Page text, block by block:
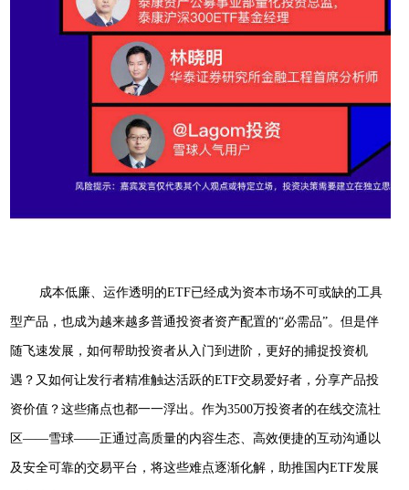
成本低廉、运作透明的ETF已经成为资本市场不可或缺的工具
型产品，也成为越来越多普通投资者资产配置的“必需品”。但是伴
随飞速发展，如何帮助投资者从入门到进阶，更好的捕捉投资机
遇？又如何让发行者精准触达活跃的ETF交易爱好者，分享产品投
资价值？这些痛点也都一一浮出。作为3500万投资者的在线交流社
区——雪球——正通过高质量的内容生态、高效便捷的互动沟通以
及安全可靠的交易平台，将这些难点逐渐化解，助推国内ETF发展